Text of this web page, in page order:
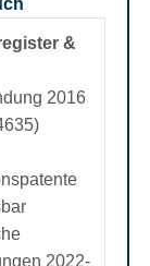
&
2016
2022-